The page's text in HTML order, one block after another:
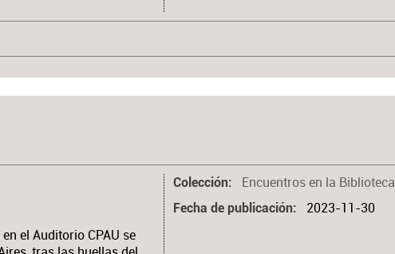
el Auditorio CPAU se
Colección Encuentros en la Biblioteca
Fecha de publicación 2023-11-30